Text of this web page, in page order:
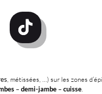
, métissées, …) sur les zones
– demi-jambe – cuisse